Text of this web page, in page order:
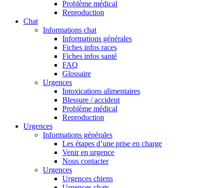
Problème médical
Reproduction
Chat
Informations chat
Informations générales
Fiches infos races
Fiches infos santé
FAQ
Glossaire
Urgences
Intoxications alimentaires
Blessure / accident
Problème médical
Reproduction
Urgences
Informations générales
Les étapes d’une prise en charge
Venir en urgence
Nous contacter
Urgences
Urgences chiens